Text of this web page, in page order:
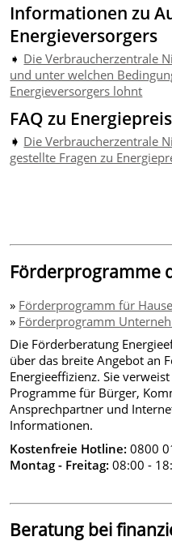
Informationen zu
Energieversorgers
➧ Die Verbraucherzentrale
und unter welchen
Energieversorgers lohnt
FAQ zu
➧ Die Verbraucherzentrale
gestellte Fragen zu
Förderprogramme
» Förderprogramm für
» Förderprogramm
Die Förderberatung
über das breite Angebot an
Energieeffizienz. Sie
Programme für Bürger,
Ansprechpartner und
Informationen.
Kostenfreie Hotline: 0800
Montag - Freitag: 08:00 -
Beratung bei